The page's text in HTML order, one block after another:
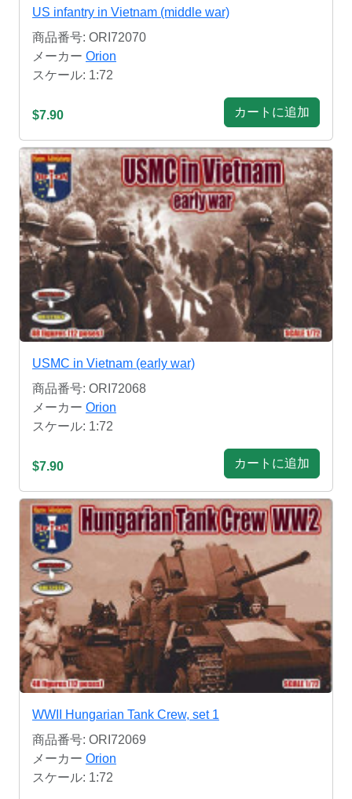
US infantry in Vietnam (middle war)
商品番号: ORI72070
メーカー Orion
スケール: 1:72
$7.90 カートに追加
USMC in Vietnam (early war)
商品番号: ORI72068
メーカー Orion
スケール: 1:72
$7.90 カートに追加
WWII Hungarian Tank Crew, set 1
商品番号: ORI72069
メーカー Orion
スケール: 1:72